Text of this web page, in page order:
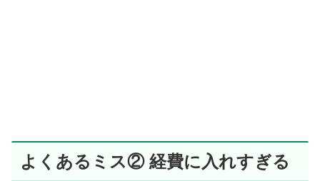
よくあるミス② 経費に入れすぎる